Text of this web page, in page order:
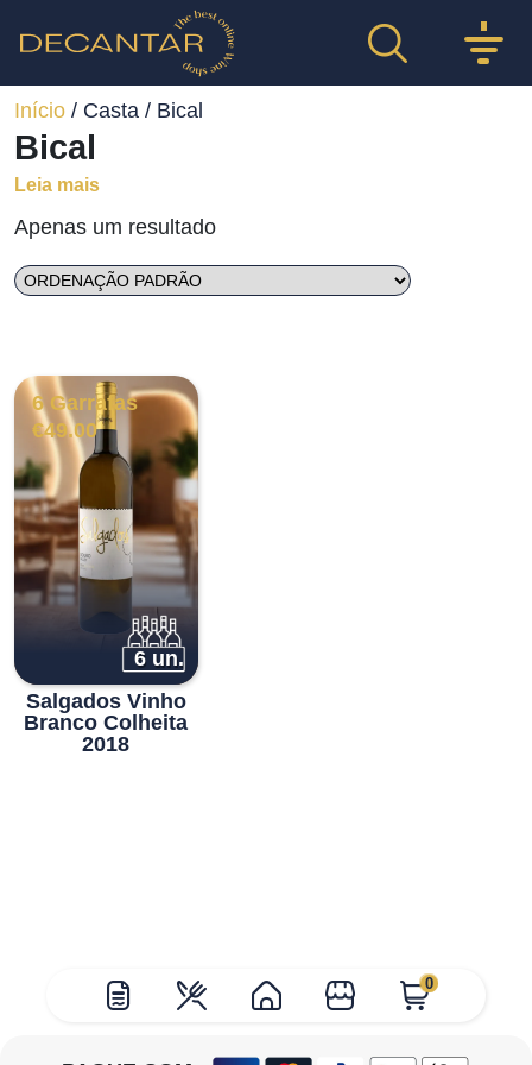
0
Início / Casta / Bical
Bical
Leia mais
Apenas um resultado
6 Garrafas
€49.00
6 un.
Salgados Vinho
Branco Colheita
2018